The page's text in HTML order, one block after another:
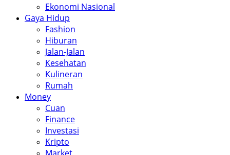
Ekonomi Nasional
Gaya Hidup
Fashion
Hiburan
Jalan-Jalan
Kesehatan
Kulineran
Rumah
Money
Cuan
Finance
Investasi
Kripto